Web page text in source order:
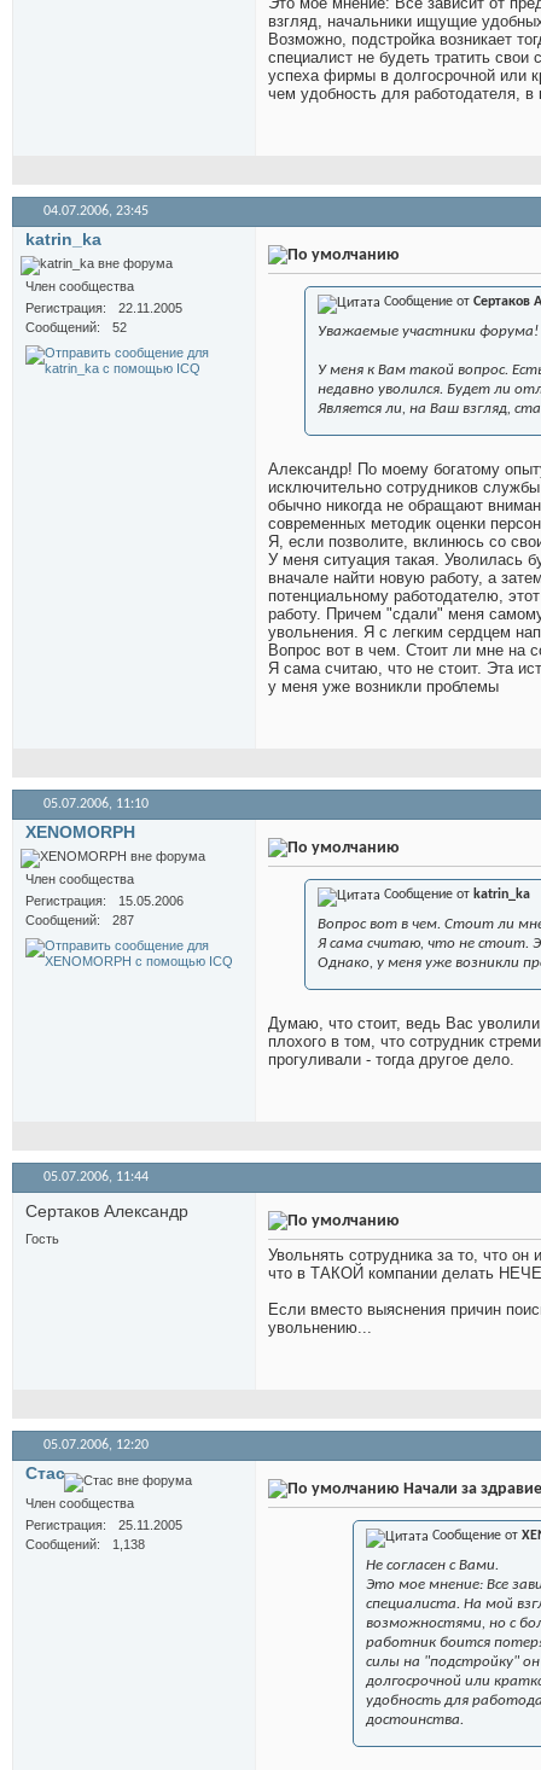
взгляд, начальники ищущие
Возможно, подстройка возникает
специалист не будеть тратить
успеха фирмы в долгосрочной или
чем удобность для работодателя, в
04.07.2006, 23:45
katrin_ka
Член сообщества
Регистрация
22.11.2005
Сообщений
52
Сообщение от Сертаков
Уважаемые участники форума!
У меня к Вам такой вопрос.
недавно уволился. Будет ли
Является ли, на Ваш взгляд,
Александр! По моему богатому
исключительно сотрудников
обычно никогда не обращают
современных методик оценки
Я, если позволите, вклинюсь со
У меня ситуация такая. Уволилась
вначале найти новую работу, а
потенциальному работодателю,
работу. Причем "сдали" меня
увольнения. Я с легким сердцем
Вопрос вот в чем. Стоит ли мне на
Я сама считаю, что не стоит. Эта
у меня уже возникли проблемы
05.07.2006, 11:10
XENOMORPH
Член сообщества
Регистрация
15.05.2006
Сообщений
287
Сообщение от katrin_ka
Вопрос вот в чем. Стоит ли
Я сама считаю, что не стоит.
Однако, у меня уже возникли
Думаю, что стоит, ведь Вас
плохого в том, что сотрудник
прогуливали - тогда другое дело.
05.07.2006, 11:44
Сертаков Александр
Гость
Увольнять сотрудника за то, что
что в ТАКОЙ компании делать
Если вместо выяснения причин
увольнению...
05.07.2006, 12:20
Стас
Член сообщества
Регистрация
25.11.2005
Сообщений
1,138
Начали за
Сообщение от
Не согласен с Вами.
Это мое мнение: Все
специалиста. На мой
возможностями, но с
работник боится
силы на "подстройку"
долгосрочной или
удобность для
достоинства.